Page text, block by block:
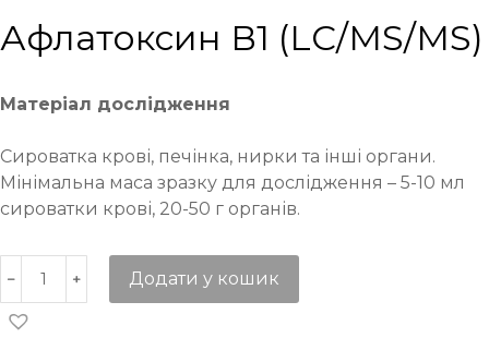
Афлатоксин В1 (LC/MS/MS)
Матеріал дослідження
Сироватка крові, печінка, нирки та інші органи.
Мінімальна маса зразку для дослідження – 5-10 мл
сироватки крові, 20-50 г органів.
Додати у кошик